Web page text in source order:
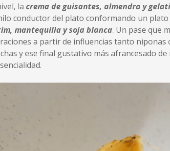
la crema de guisantes, almendra y
conductor del plato conformando un
mantequilla y soja blanca. Un pase que
a partir de influencias tanto
y ese final gustativo más afrancesado